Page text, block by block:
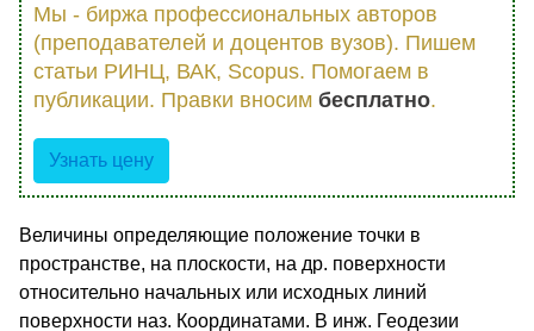
Мы - биржа профессиональных авторов
(преподавателей и доцентов вузов). Пишем
статьи РИНЦ, ВАК, Scopus. Помогаем в
публикации. Правки вносим бесплатно.
Узнать цену
Величины определяющие положение точки в
пространстве, на плоскости, на др. поверхности
относительно начальных или исходных линий
поверхности наз. Координатами. В инж. Геодезии